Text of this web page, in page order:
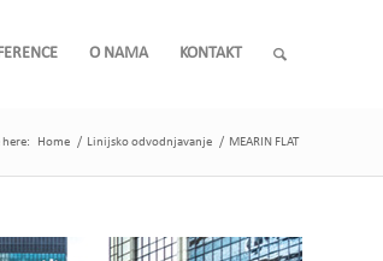
O NAMA KONTAKT
here: Home / Linijsko odvodnjavanje / MEARIN FLAT